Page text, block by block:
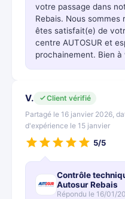
votre passage dans
Rebais. Nous
êtes satisfait(e) de
centre AUTOSUR et
prochainement. Bien à
V.
Client vérifié
Partagé le 16 janvier 2026,
d'expérience le 15 janvier
5/5
Contrôle
Autosur Rebais
Répondu le 16/01/